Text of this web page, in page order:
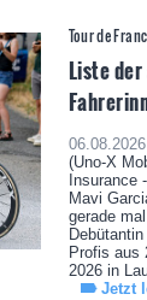
Tour de
Liste
(Uno-X
Insurance
Mavi
gerade
Profis aus
2026 in
Jetzt